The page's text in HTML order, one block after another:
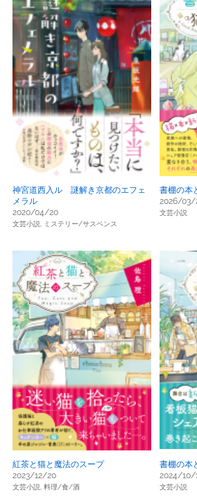
神宮道西入ル 謎解き京都のエフェ
メラル
2020/04/20
文芸小説, ミステリー/サスペンス
書棚の本
2026/03/
文芸小説
紅茶と猫と魔法のスープ
2023/12/20
文芸小説, 料理/食/酒
書棚の本
2024/10/
文芸小説